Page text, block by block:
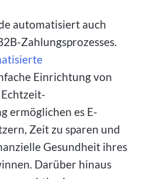
automatisiert auch
Zahlungsprozesses.
Einrichtung von
ermöglichen es E-
Zeit zu sparen und
Gesundheit ihres
Darüber hinaus